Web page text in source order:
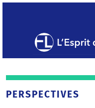
PERSPECTIVES